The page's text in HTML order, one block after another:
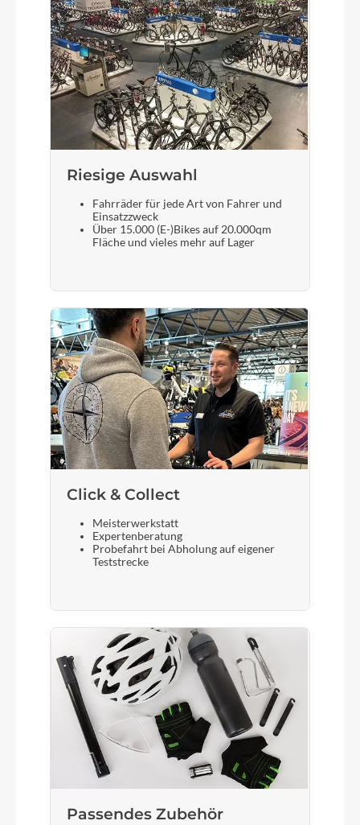
lemongrass´n´reflex
Motor
Bosch Drive Unit Performance Line CX max.
100Nm (BDU38)
Kette
KMC e12
Rücklicht
Gewicht
26,4 kg
Scheinwerfer
ACID Front Light PRO-E 60 X-Connect, 12V, DC
Akku
Laufradgröße
ACID SIC 2.0 RILink
Schalthebel
Shimano Deore SL-M6100-IR, Direct Attach
Bremshebel
Riesige Auswahl
Fahrräder für jede Art von Fahrer und
Einsatzzweck
Über 15.000 (E-)Bikes auf 20.000qm
Fläche und vieles mehr auf Lager
Click & Collect
Meisterwerkstatt
Expertenberatung
Probefahrt bei Abholung auf eigener
Teststrecke
Passendes Zubehör